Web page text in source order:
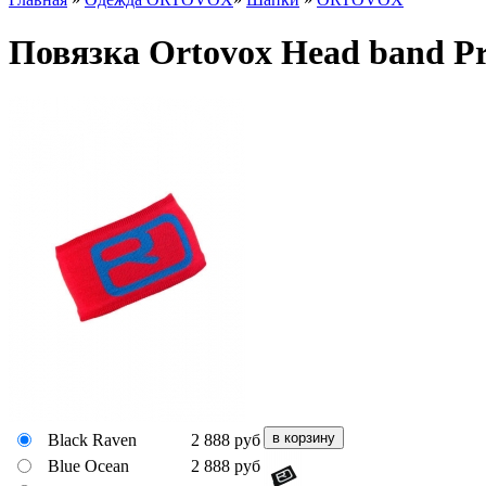
Повязка Ortovox Head band
Black Raven 2 888 руб
Blue Ocean
2 888 руб